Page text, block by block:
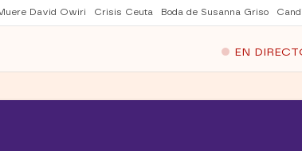
David Owiri Crisis Ceuta Boda de Susanna Griso
EN